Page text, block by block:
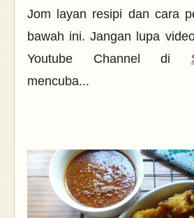
Jom layan resipi dan cara
bawah ini. Jangan lupa
Youtube Channel di
mencuba...